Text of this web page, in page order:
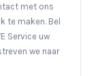
met ons
te maken. Bel
Service uw
we naar